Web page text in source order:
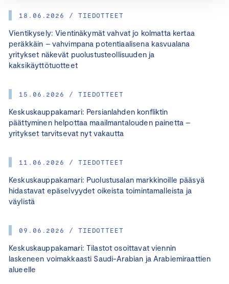
18.06.2026 / TIEDOTTEET
Vientikysely: Vientinäkymät vahvat jo kolmatta kertaa
peräkkäin – vahvimpana potentiaalisena kasvualana
yritykset näkevät puolustusteollisuuden ja
kaksikäyttötuotteet
15.06.2026 / TIEDOTTEET
Keskuskauppakamari: Persianlahden konfliktin
päättyminen helpottaa maailmantalouden painetta –
yritykset tarvitsevat nyt vakautta
11.06.2026 / TIEDOTTEET
Keskuskauppakamari: Puolustusalan markkinoille pääsyä
hidastavat epäselvyydet oikeista toimintamalleista ja
väylistä
09.06.2026 / TIEDOTTEET
Keskuskauppakamari: Tilastot osoittavat viennin
laskeneen voimakkaasti Saudi-Arabian ja Arabiemiraattien
alueelle